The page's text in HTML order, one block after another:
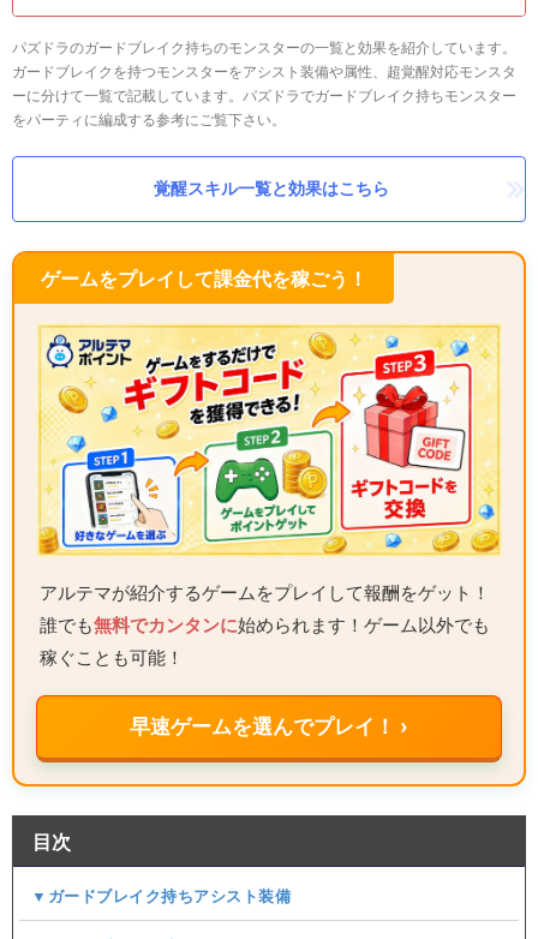
パズドラのガードブレイク持ちのモンスターの一覧と効果を紹介しています。
ガードブレイクを持つモンスターをアシスト装備や属性、超覚醒対応モンスタ
ーに分けて一覧で記載しています。パズドラでガードブレイク持ちモンスター
をパーティに編成する参考にご覧下さい。
覚醒スキル一覧と効果はこちら
ゲームをプレイして課金代を稼ごう！
アルテマが紹介するゲームをプレイして報酬をゲット！
誰でも無料でカンタンに始められます！ゲーム以外でも
稼ぐことも可能！
早速ゲームを選んでプレイ！ ›
目次
▼ガードブレイク持ちアシスト装備